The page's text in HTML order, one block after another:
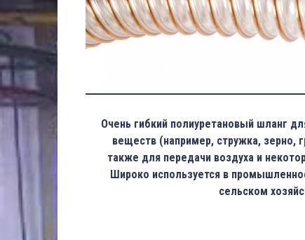
Очень гибкий полиуретановый шланг
веществ (например, стружка, зерно,
также для передачи воздуха и
Широко используется в
сельском